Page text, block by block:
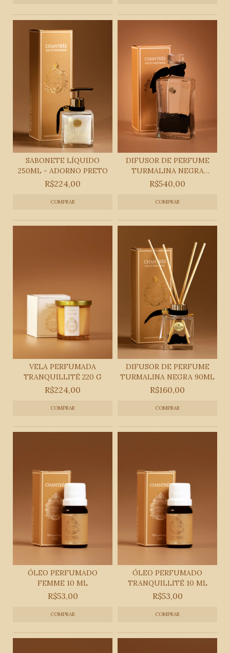
SABONETE LÍQUIDO
250ML - ADORNO PRETO
R$224,00
COMPRAR
DIFUSOR DE PERFUME
TURMALINA NEGRA
620ML
R$540,00
COMPRAR
VELA PERFUMADA
TRANQUILLITÉ 220 G
R$224,00
DIFUSOR DE PERFUME
TURMALINA NEGRA 90ML
R$160,00
COMPRAR
ÓLEO PERFUMADO
FEMME 10 ML
R$53,00
ÓLEO PERFUMADO
TRANQUILLITÉ 10 ML
R$53,00